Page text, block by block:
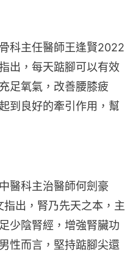
科主任醫師王逢賢2022
出，每天踮腳可以有效
足氧氣，改善腰膝疲
到良好的牽引作用，幫
醫科主治醫師何劍豪
出，腎乃先天之本，‌主